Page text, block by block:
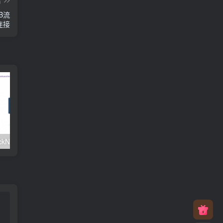
流
接